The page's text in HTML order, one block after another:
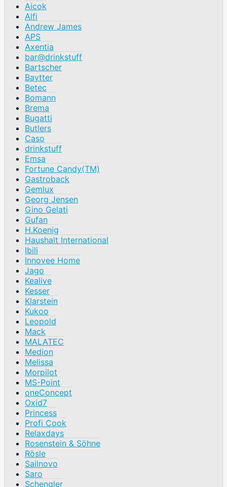
Aicok
Alfi
Andrew James
APS
Axentia
bar@drinkstuff
Bartscher
Baytter
Betec
Bomann
Brema
Bugatti
Butlers
Caso
drinkstuff
Emsa
Fortune Candy(TM)
Gastroback
Gemlux
Georg Jensen
Gino Gelati
Gufan
H.Koenig
Haushalt International
Ibili
Innovee Home
Jago
Kealive
Kesser
Klarstein
Kukoo
Leopold
Mack
MALATEC
Medion
Melissa
Morpilot
MS-Point
oneConcept
Oxid7
Princess
Profi Cook
Relaxdays
Rosenstein & Söhne
Rösle
Sailnovo
Saro
Schengler